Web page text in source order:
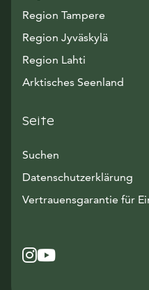
Region Tampere
Region Jyväskylä
Region Lahti
Arktisches Seenland
Seite
Suchen
Datenschutzerklärung
Vertrauensgarantie für
Instagram
Avautuu
YouTube
Avautuu